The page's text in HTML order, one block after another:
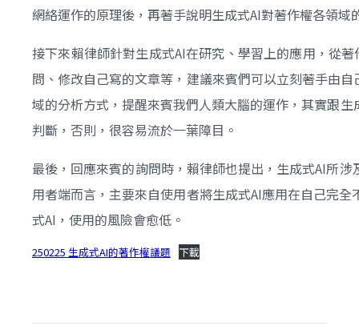
網絡運作的原理後，再著手說明生成式AI對著作權各領域
接下來賴律師針對生成式AI在研究、學習上的應用，從
問、修改自己寫的文章等，建議來賓們可以立刻著手由
域的分析方式，提醒來賓我們人類大腦的運作，其實跟
判斷，否則，很容易流於一葉障目。
最後，回應來賓的詢問時，賴律師也提出，生成式AI所
用者端而言，主要來自使用者將生成式AI應用在自己完
式AI，使用的風險會愈低。
250225 生成式AI的著作權議題 下載